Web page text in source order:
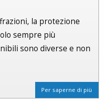
la protezione
sempre più
sono diverse e non
Per saperne di più